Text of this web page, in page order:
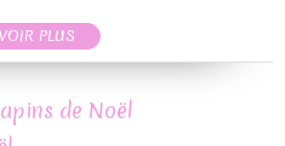
PLUS
de Noël